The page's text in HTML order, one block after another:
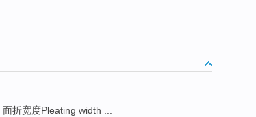
面折宽度Pleating width ...